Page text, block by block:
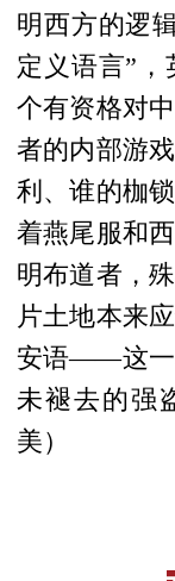
明西方的逻
定义语言”
个有资格对
者的内部游
利、谁的枷
着燕尾服和
明布道者，
片土地本来
安语——这一
未褪去的强
美）